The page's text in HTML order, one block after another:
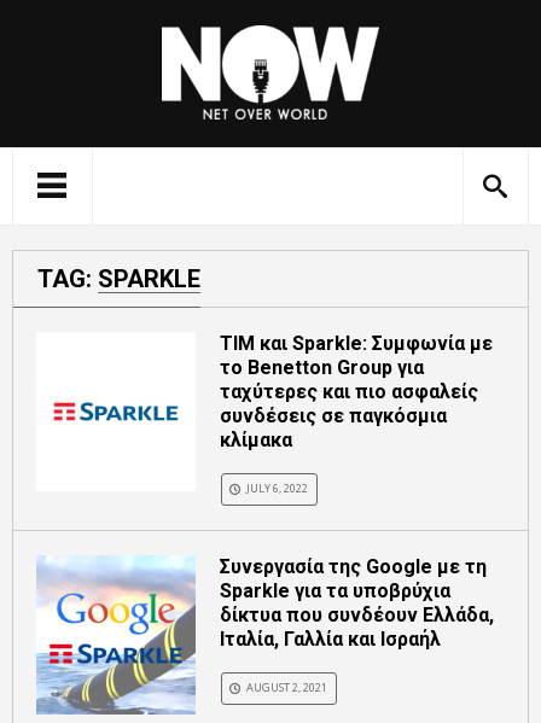
TAG: SPARKLE
TIM και Sparkle: Συμφωνία με
το Benetton Group για
ταχύτερες και πιο ασφαλείς
συνδέσεις σε παγκόσμια
κλίμακα
JULY 6, 2022
Συνεργασία της Google με τη
Sparkle για τα υποβρύχια
δίκτυα που συνδέουν Ελλάδα,
Ιταλία, Γαλλία και Ισραήλ
AUGUST 2, 2021